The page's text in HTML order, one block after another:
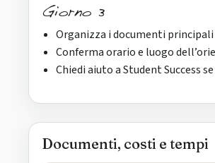
Giorno 3
Organizza i documenti principali
Conferma orario e luogo
Chiedi aiuto a Student Success
Documenti, costi e tempi